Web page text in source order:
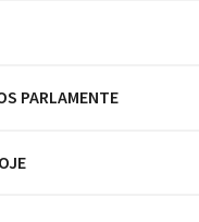
PARLAMENTE